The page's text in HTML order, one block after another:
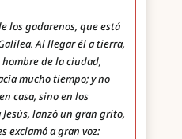
los gadarenos, que está
Al llegar él a tierra,
de la ciudad,
mucho tiempo; y no
casa, sino en los
lanzó un gran grito,
exclamó a gran voz: